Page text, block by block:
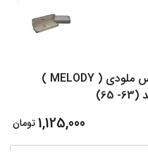
خودکار - روانویس ملودی ( MELODY )
1,125,000 تومان